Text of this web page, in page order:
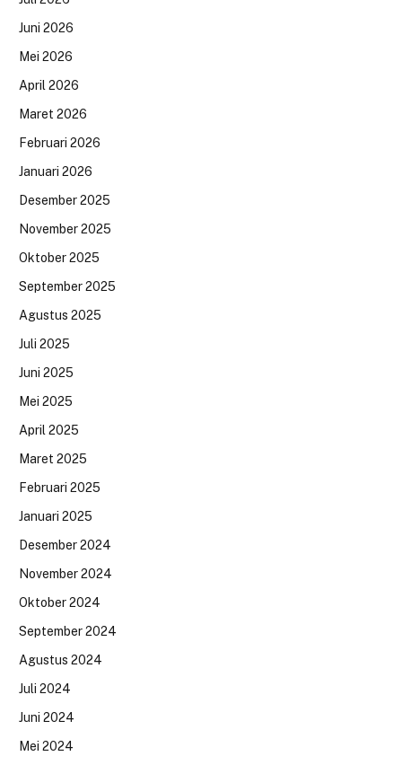
Juni 2026
Mei 2026
April 2026
Maret 2026
Februari 2026
Januari 2026
Desember 2025
November 2025
Oktober 2025
September 2025
Agustus 2025
Juli 2025
Juni 2025
Mei 2025
April 2025
Maret 2025
Februari 2025
Januari 2025
Desember 2024
November 2024
Oktober 2024
September 2024
Agustus 2024
Juli 2024
Juni 2024
Mei 2024